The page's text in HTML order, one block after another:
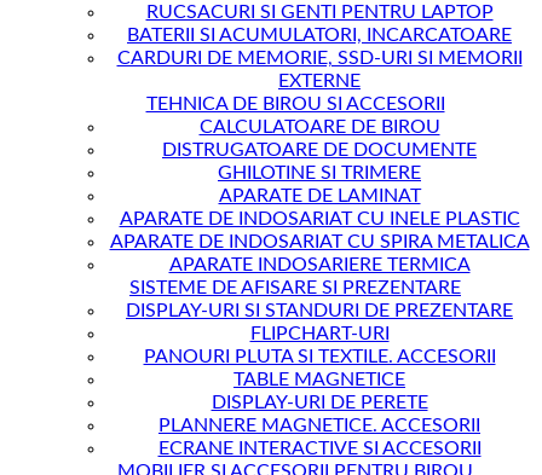
RUCSACURI SI GENTI PENTRU LAPTOP
BATERII SI ACUMULATORI, INCARCATOARE
CARDURI DE MEMORIE, SSD-URI SI MEMORII
EXTERNE
TEHNICA DE BIROU SI ACCESORII
CALCULATOARE DE BIROU
DISTRUGATOARE DE DOCUMENTE
GHILOTINE SI TRIMERE
APARATE DE LAMINAT
APARATE DE INDOSARIAT CU INELE PLASTIC
APARATE DE INDOSARIAT CU SPIRA METALICA
APARATE INDOSARIERE TERMICA
SISTEME DE AFISARE SI PREZENTARE
DISPLAY-URI SI STANDURI DE PREZENTARE
FLIPCHART-URI
PANOURI PLUTA SI TEXTILE. ACCESORII
TABLE MAGNETICE
DISPLAY-URI DE PERETE
PLANNERE MAGNETICE. ACCESORII
ECRANE INTERACTIVE SI ACCESORII